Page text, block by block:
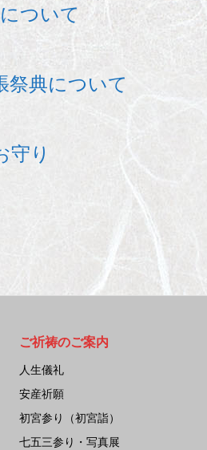
ついて
祭典について
守り
ご祈祷のご案内
人生儀礼
安産祈願
初宮参り（初宮詣）
七五三参り・写真展